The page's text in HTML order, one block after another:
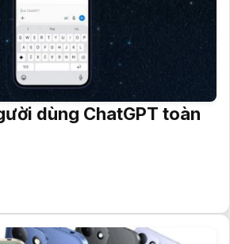
dùng ChatGPT toàn